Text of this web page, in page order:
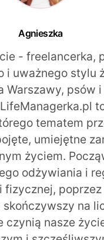
Agnieszka
- freelancerka,
i uważnego stylu
Warszawy, psów
tematem
umiejętne
życiem.
odżywiania i
fizycznej,
skończywszy na
czynią nasze